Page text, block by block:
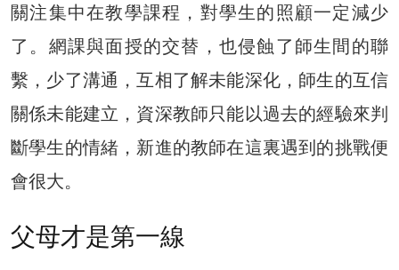
關注集中在教學課程，對學生的照顧一定減少
了。網課與面授的交替，也侵蝕了師生間的聯
繫，少了溝通，互相了解未能深化，師生的互信
關係未能建立，資深教師只能以過去的經驗來判
斷學生的情緒，新進的教師在這裏遇到的挑戰便
會很大。
父母才是第一線